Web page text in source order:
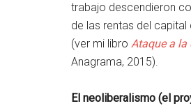
trabajo descendieron
de las rentas del
(ver mi libro Ataque a la
Anagrama, 2015).
El neoliberalismo (el